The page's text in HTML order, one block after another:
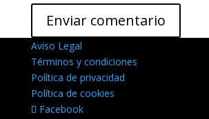
Aviso Legal
Términos y condiciones
Política de privacidad
Política de cookies
Facebook